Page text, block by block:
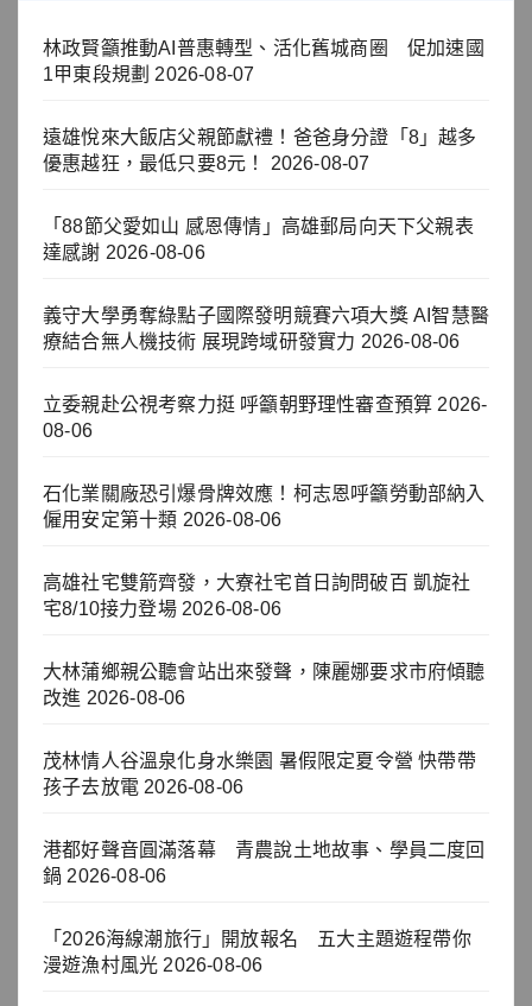
林政賢籲推動AI普惠轉型、活化舊城商圈 促加速國
1甲東段規劃 2026-08-07
遠雄悅來大飯店父親節獻禮！爸爸身分證「8」越多
優惠越狂，最低只要8元！
2026-08-07
「88節父愛如山 感恩傳情」高雄郵局向天下父親表
達感謝 2026-08-06
義守大學勇奪綠點子國際發明競賽六項大獎 AI智慧醫
療結合無人機技術 展現跨域研發實力 2026-08-06
立委親赴公視考察力挺 呼籲朝野理性審查預算 2026-
08-06
石化業關廠恐引爆骨牌效應！柯志恩呼籲勞動部納入
僱用安定第十類 2026-08-06
高雄社宅雙箭齊發，大寮社宅首日詢問破百 凱旋社
宅8/10接力登場 2026-08-06
大林蒲鄉親公聽會站出來發聲，陳麗娜要求市府傾聽
改進 2026-08-06
茂林情人谷溫泉化身水樂園 暑假限定夏令營 快帶帶
孩子去放電 2026-08-06
港都好聲音圓滿落幕 青農說土地故事、學員二度回
鍋 2026-08-06
「2026海線潮旅行」開放報名 五大主題遊程帶你
漫遊漁村風光 2026-08-06